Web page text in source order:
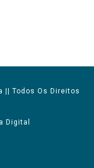
|| Todos Os Direitos
Digital